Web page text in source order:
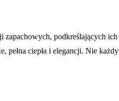
podkreślających
ciepła i elegancji. Nie